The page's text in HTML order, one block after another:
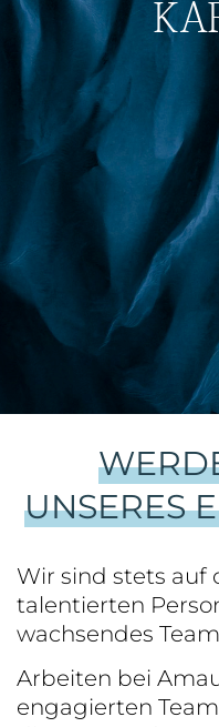
UNSERES
Wir sind stets auf
talentierten
wachsendes
Arbeiten bei
engagierten